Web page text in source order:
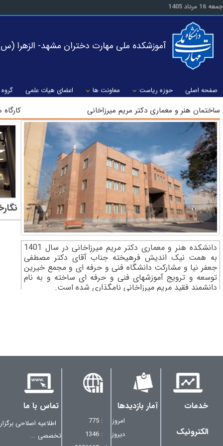
جمعه 16 مرداد 1405
آموزشکده ملی مهارت دختران مشهد- الزهرا
صفحه اصلی حوزه ریاست معاونت ها اعضای هیات علمی
ساختمان هنر و معماری دکتر مریم میرزاخانی
دانشکده هنر و معماری دکتر مریم میرزاخانی در سال 1401
به همت نیک اندیش فرهیخته جناب آقای دکتر مصطفی
جعفر نیا و مشارکت دانشگاه فنی و حرفه ای و مجمع خیرین
توسعه و ترویج آموزشهای فنی و حرفه ای ساخته و به نام
دانشمند فقید مریم میرزاخانی نامگذاری شده است.
خدمات
الکترونیک
آمار بازدیدها
امروز
: 775
دیروز
: 1346
تماس با ما
اطلاعیه اصلاحی
تخصصی ...